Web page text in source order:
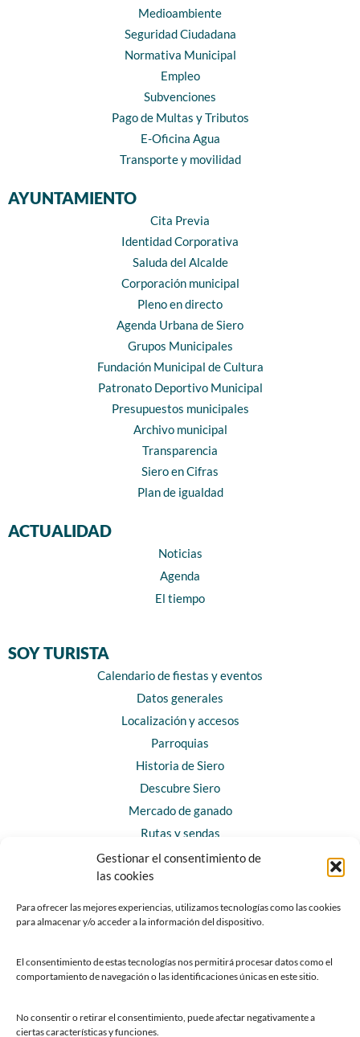
Gestionar el consentimiento de
las cookies
Para ofrecer las mejores experiencias, utilizamos tecnologías como las cookies
para almacenar y/o acceder a la información del dispositivo.
El consentimiento de estas tecnologías nos permitirá procesar datos como el
comportamiento de navegación o las identificaciones únicas en este sitio.
No consentir o retirar el consentimiento, puede afectar negativamente a
ciertas características y funciones.
Medioambiente
Seguridad Ciudadana
Normativa Municipal
Empleo
Subvenciones
Pago de Multas y Tributos
E-Oficina Agua
Transporte y movilidad
AYUNTAMIENTO
Cita Previa
Identidad Corporativa
Saluda del Alcalde
Corporación municipal
Pleno en directo
Agenda Urbana de Siero
Grupos Municipales
Fundación Municipal de Cultura
Patronato Deportivo Municipal
Presupuestos municipales
Archivo municipal
Transparencia
Siero en Cifras
Plan de igualdad
ACTUALIDAD
Noticias
Agenda
El tiempo
SOY TURISTA
Calendario de fiestas y eventos
Datos generales
Localización y accesos
Parroquias
Historia de Siero
Descubre Siero
Mercado de ganado
Rutas y sendas
Horarios y contacto
Teléfonos de interés
Chatbot Siero
SEDES ELECTRÓNICAS
Sede del Ayuntamiento de Siero